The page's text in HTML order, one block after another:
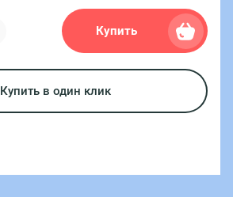
Купить
Купить в один клик